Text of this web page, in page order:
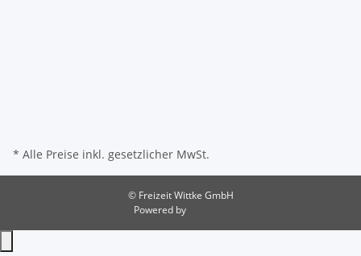
* Alle Preise inkl. gesetzlicher MwSt.
© Freizeit Wittke GmbH
Powered by